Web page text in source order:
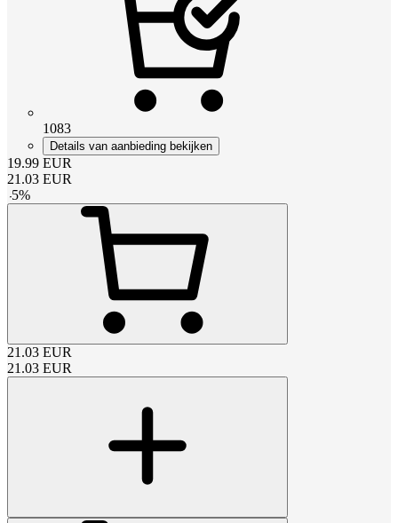
1083
Details van aanbieding bekijken
19.99 EUR
21.03 EUR
-5%
21.03 EUR
21.03 EUR